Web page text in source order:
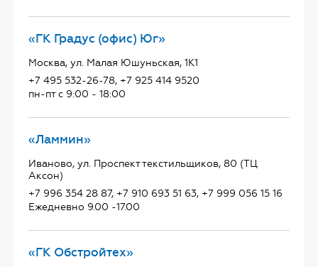
«ГК Градус (офис) Юг»
Москва, ул. Малая Юшуньская, 1К1
+7 495 532-26-78, +7 925 414 9520
пн-пт с 9:00 - 18:00
«Ламмин»
Иваново, ул. Проспект текстильщиков, 80 (ТЦ
Аксон)
+7 996 354 28 87, +7 910 693 51 63, +7 999 056 15 16
Ежедневно 9.00 -17.00
«ГК Обстройтех»